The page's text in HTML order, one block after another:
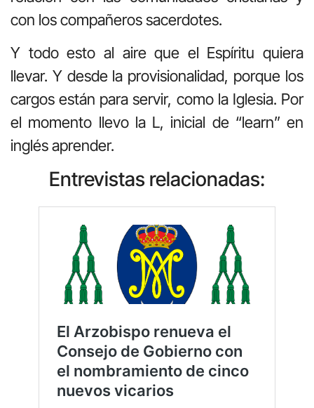
con los compañeros sacerdotes.
Y todo esto al aire que el Espíritu quiera
llevar. Y desde la provisionalidad, porque los
cargos están para servir, como la Iglesia. Por
el momento llevo la L, inicial de “learn” en
inglés aprender.
Entrevistas relacionadas: